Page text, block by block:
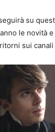
su
le novità
sui